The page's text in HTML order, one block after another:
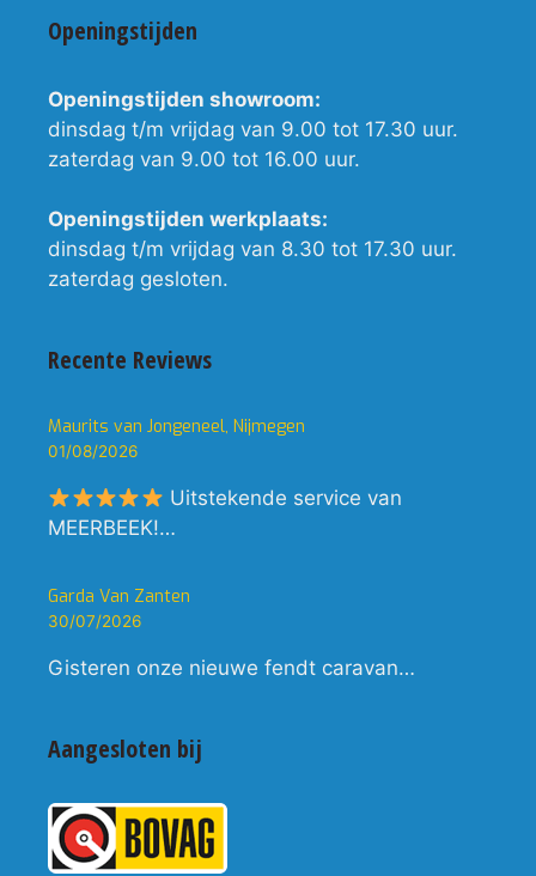
Openingstijden
Openingstijden showroom:
dinsdag t/m vrijdag van 9.00 tot 17.30 uur.
zaterdag van 9.00 tot 16.00 uur.
Openingstijden werkplaats:
dinsdag t/m vrijdag van 8.30 tot 17.30 uur.
zaterdag gesloten.
Recente Reviews
Maurits van Jongeneel, Nijmegen
01/08/2026
Uitstekende service van
MEERBEEK!…
Garda Van Zanten
30/07/2026
Gisteren onze nieuwe fendt caravan…
Aangesloten bij